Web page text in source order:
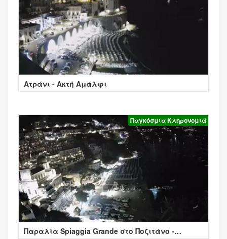
Ατράνι - Ακτή Αμάλφι
Παγκόσμια Κληρονομιά
Παραλία Spiaggia Grande στο Ποζιτάνο -